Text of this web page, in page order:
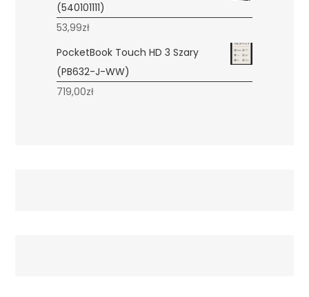
(540101111)
53,99zł
PocketBook Touch HD 3 Szary
(PB632-J-WW)
719,00zł